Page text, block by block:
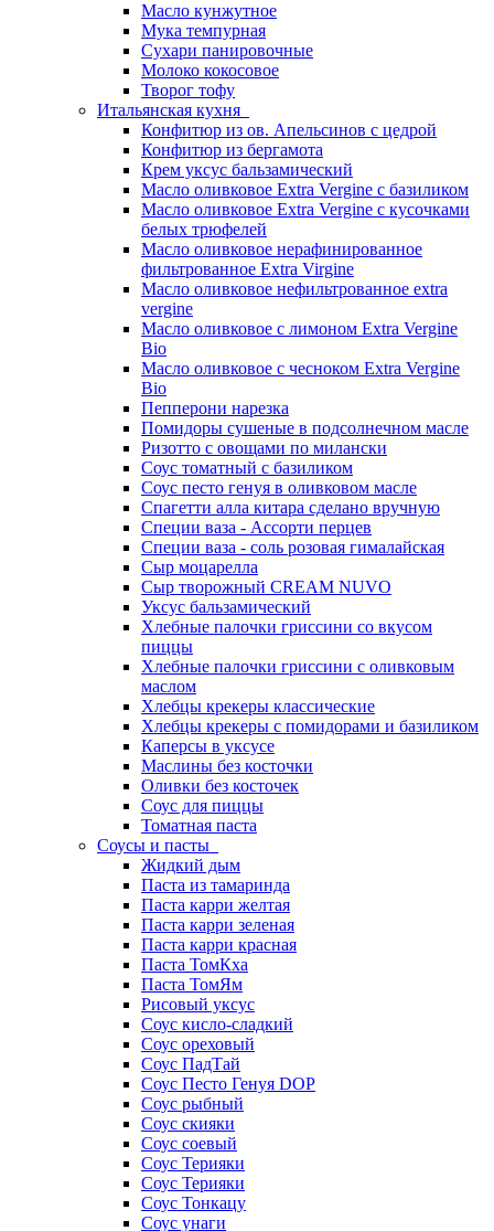
Масло кунжутное
Мука темпурная
Сухари панировочные
Молоко кокосовое
Творог тофу
Итальянская кухня
Конфитюр из ов. Апельсинов с цедрой
Конфитюр из бергамота
Крем уксус бальзамический
Масло оливковое Extra Vergine с базиликом
Масло оливковое Extra Vergine с кусочками
белых трюфелей
Масло оливковое нерафинированное
фильтрованное Extra Virgine
Масло оливковое нефильтрованное extra
vergine
Масло оливковое с лимоном Extra Vergine
Bio
Масло оливковое с чесноком Extra Vergine
Bio
Пепперони нарезка
Помидоры сушеные в подсолнечном масле
Ризотто с овощами по милански
Соус томатный с базиликом
Соус песто генуя в оливковом масле
Спагетти алла китара сделано вручную
Специи ваза - Ассорти перцев
Специи ваза - соль розовая гималайская
Сыр моцарелла
Сыр творожный CREАM NUVO
Уксус бальзамический
Хлебные палочки гриссини со вкусом
пиццы
Хлебные палочки гриссини с оливковым
маслом
Хлебцы крекеры классические
Хлебцы крекеры с помидорами и базиликом
Каперсы в уксусе
Маслины без косточки
Оливки без косточек
Соус для пиццы
Томатная паста
Соусы и пасты
Жидкий дым
Паста из тамаринда
Паста карри желтая
Паста карри зеленая
Паста карри красная
Паста ТомКха
Паста ТомЯм
Рисовый уксус
Соус кисло-сладкий
Соус ореховый
Соус ПадТай
Соус Песто Генуя DOP
Соус рыбный
Соус скияки
Соус соевый
Соус Терияки
Соус Терияки
Соус Тонкацу
Соус унаги